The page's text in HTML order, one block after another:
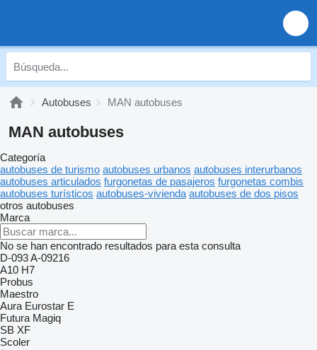
Autobuses MAN autobuses
MAN autobuses
Categoría
autobuses de turismo autobuses urbanos autobuses interurbanos
autobuses articulados furgonetas de pasajeros furgonetas combis
autobuses turísticos autobuses-vivienda autobuses de dos pisos
otros autobuses
Marca
No se han encontrado resultados para esta consulta
D-093A-09216
A10 H7
Probus
Maestro
Aura Eurostar E
Futura Magiq
SB XF
Scoler